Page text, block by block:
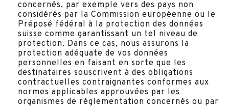
concernés, par exemple vers des pays non
considérés par la Commission européenne ou le
Préposé fédéral à la protection des données
suisse comme garantissant un tel niveau de
protection. Dans ce cas, nous assurons la
protection adéquate de vos données
personnelles en faisant en sorte que les
destinataires souscrivent à des obligations
contractuelles contraignantes conformes aux
normes applicables approuvées par les
organismes de réglementation concernés ou par